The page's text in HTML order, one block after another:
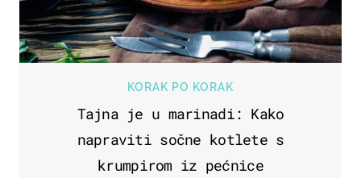
KORAK PO KORAK
Tajna je u marinadi: Kako
napraviti sočne kotlete s
krumpirom iz pećnice